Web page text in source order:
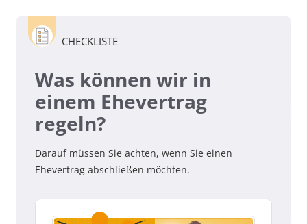
CHECKLISTE
Was können wir in
einem Ehevertrag
regeln?
Darauf müssen Sie achten, wenn Sie einen
Ehevertrag abschließen möchten.